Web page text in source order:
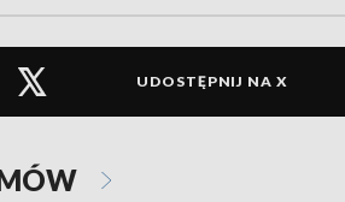
UDOSTĘPNIJ NA X